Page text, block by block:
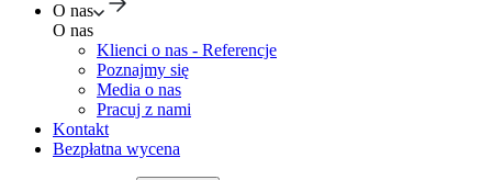
O nas
O nas
Klienci o nas - Referencje
Poznajmy się
Media o nas
Pracuj z nami
Kontakt
Bezpłatna wycena